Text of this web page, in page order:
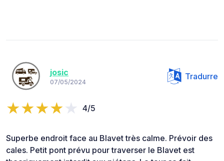
josic
07/05/2024
Tradurre
4/5
Superbe endroit face au Blavet très calme. Prévoir des
cales. Petit pont prévu pour traverser le Blavet est